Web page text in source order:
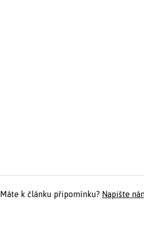
Máte k článku připomínku? Napište